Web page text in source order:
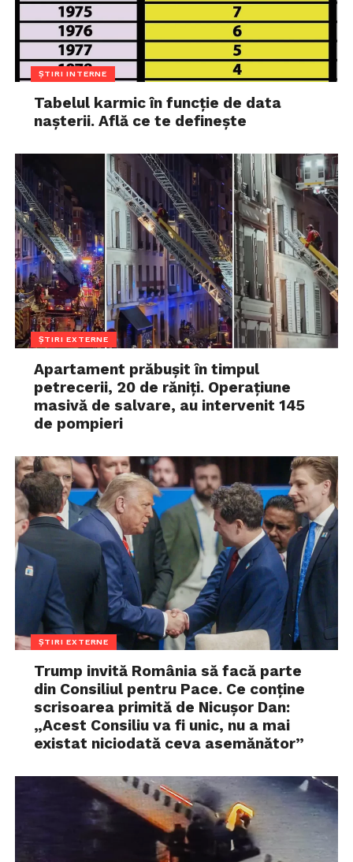
ȘTIRI INTERNE
Tabelul karmic în funcție de data
nașterii. Află ce te definește
ȘTIRI EXTERNE
Apartament prăbușit în timpul
petrecerii, 20 de răniți. Operațiune
masivă de salvare, au intervenit 145
de pompieri
ȘTIRI EXTERNE
Trump invită România să facă parte
din Consiliul pentru Pace. Ce conține
scrisoarea primită de Nicușor Dan:
„Acest Consiliu va fi unic, nu a mai
existat niciodată ceva asemănător”